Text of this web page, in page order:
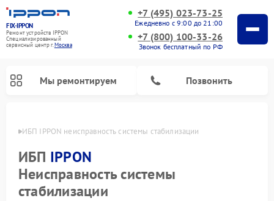
FIX-IPPON
Ремонт устройств IPPON
Специализированный
cервисный центр г.Москва
+7 (495) 023-73-25
Ежедневно с 9:00 до 21:00
+7 (800) 100-33-26
Звонок бесплатный по РФ
Мы ремонтируем Позвонить
ИБП IPPON неисправность системы стабилизации
ИБП IPPON
Неисправность системы
стабилизации